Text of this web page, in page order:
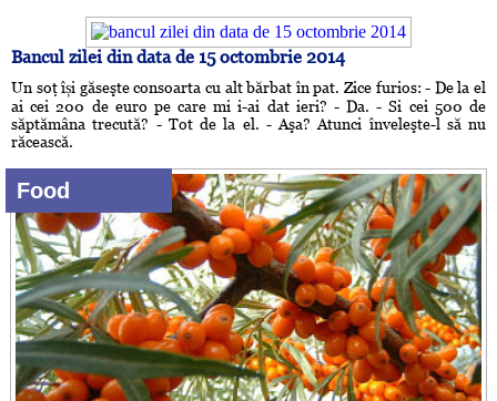
Bancul zilei din data de 15 octombrie 2014
Un soţ își găseşte consoarta cu alt bărbat în pat. Zice furios: - De la el
ai cei 200 de euro pe care mi i-ai dat ieri? - Da. - Si cei 500 de
săptămâna trecută? - Tot de la el. - Aşa? Atunci înveleşte-l să nu
răcească.
Food